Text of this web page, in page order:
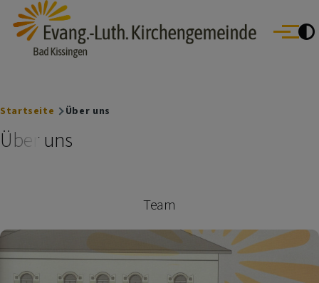
Direkt zum Inhalt
Evang.- Luth. Kirchengemeinde Bad Kissingen
Bad Bocklet | Bad Kissingen | Burkardroth | Euerdorf |
Oberthulba | Oerlenbach
Menü
Breadcrumb
Startseite Über uns
Über uns
Team